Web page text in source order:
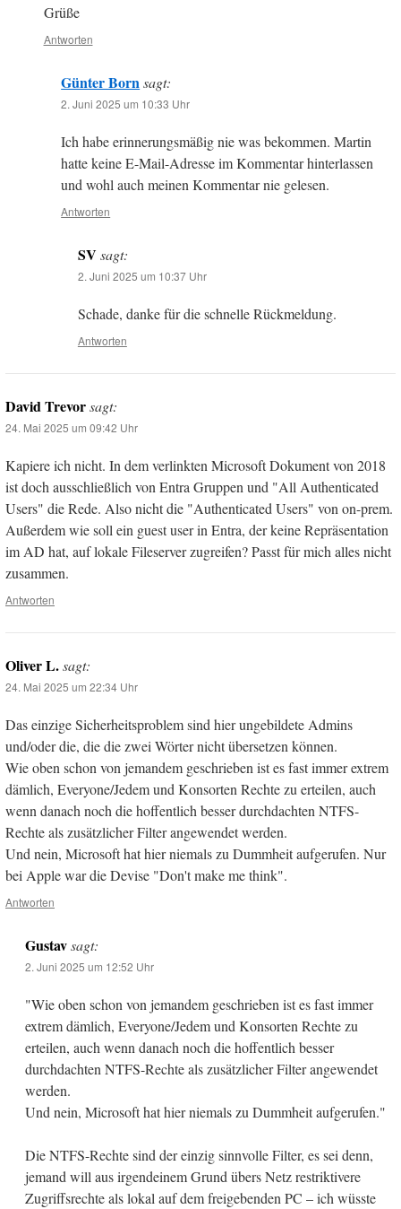
Grüße
Antworten
Günter Bornsagt:
2. Juni 2025 um 10:33 Uhr
Ich habe erinnerungsmäßig nie was bekommen. Martin
hatte keine E-Mail-Adresse im Kommentar hinterlassen
und wohl auch meinen Kommentar nie gelesen.
Antworten
SVsagt:
2. Juni 2025 um 10:37 Uhr
Schade, danke für die schnelle Rückmeldung.
Antworten
David Trevorsagt:
24. Mai 2025 um 09:42 Uhr
Kapiere ich nicht. In dem verlinkten Microsoft Dokument von 2018
ist doch ausschließlich von Entra Gruppen und "All Authenticated
Users" die Rede. Also nicht die "Authenticated Users" von on-prem.
Außerdem wie soll ein guest user in Entra, der keine Repräsentation
im AD hat, auf lokale Fileserver zugreifen? Passt für mich alles nicht
zusammen.
Antworten
Oliver L.sagt:
24. Mai 2025 um 22:34 Uhr
Das einzige Sicherheitsproblem sind hier ungebildete Admins
und/oder die, die die zwei Wörter nicht übersetzen können.
Wie oben schon von jemandem geschrieben ist es fast immer extrem
dämlich, Everyone/Jedem und Konsorten Rechte zu erteilen, auch
wenn danach noch die hoffentlich besser durchdachten NTFS-
Rechte als zusätzlicher Filter angewendet werden.
Und nein, Microsoft hat hier niemals zu Dummheit aufgerufen. Nur
bei Apple war die Devise "Don't make me think".
Antworten
Gustav sagt:
2. Juni 2025 um 12:52 Uhr
"Wie oben schon von jemandem geschrieben ist es fast immer
extrem dämlich, Everyone/Jedem und Konsorten Rechte zu
erteilen, auch wenn danach noch die hoffentlich besser
durchdachten NTFS-Rechte als zusätzlicher Filter angewendet
werden.
Und nein, Microsoft hat hier niemals zu Dummheit aufgerufen."
Die NTFS-Rechte sind der einzig sinnvolle Filter, es sei denn,
jemand will aus irgendeinem Grund übers Netz restriktivere
Zugriffsrechte als lokal auf dem freigebenden PC – ich wüsste